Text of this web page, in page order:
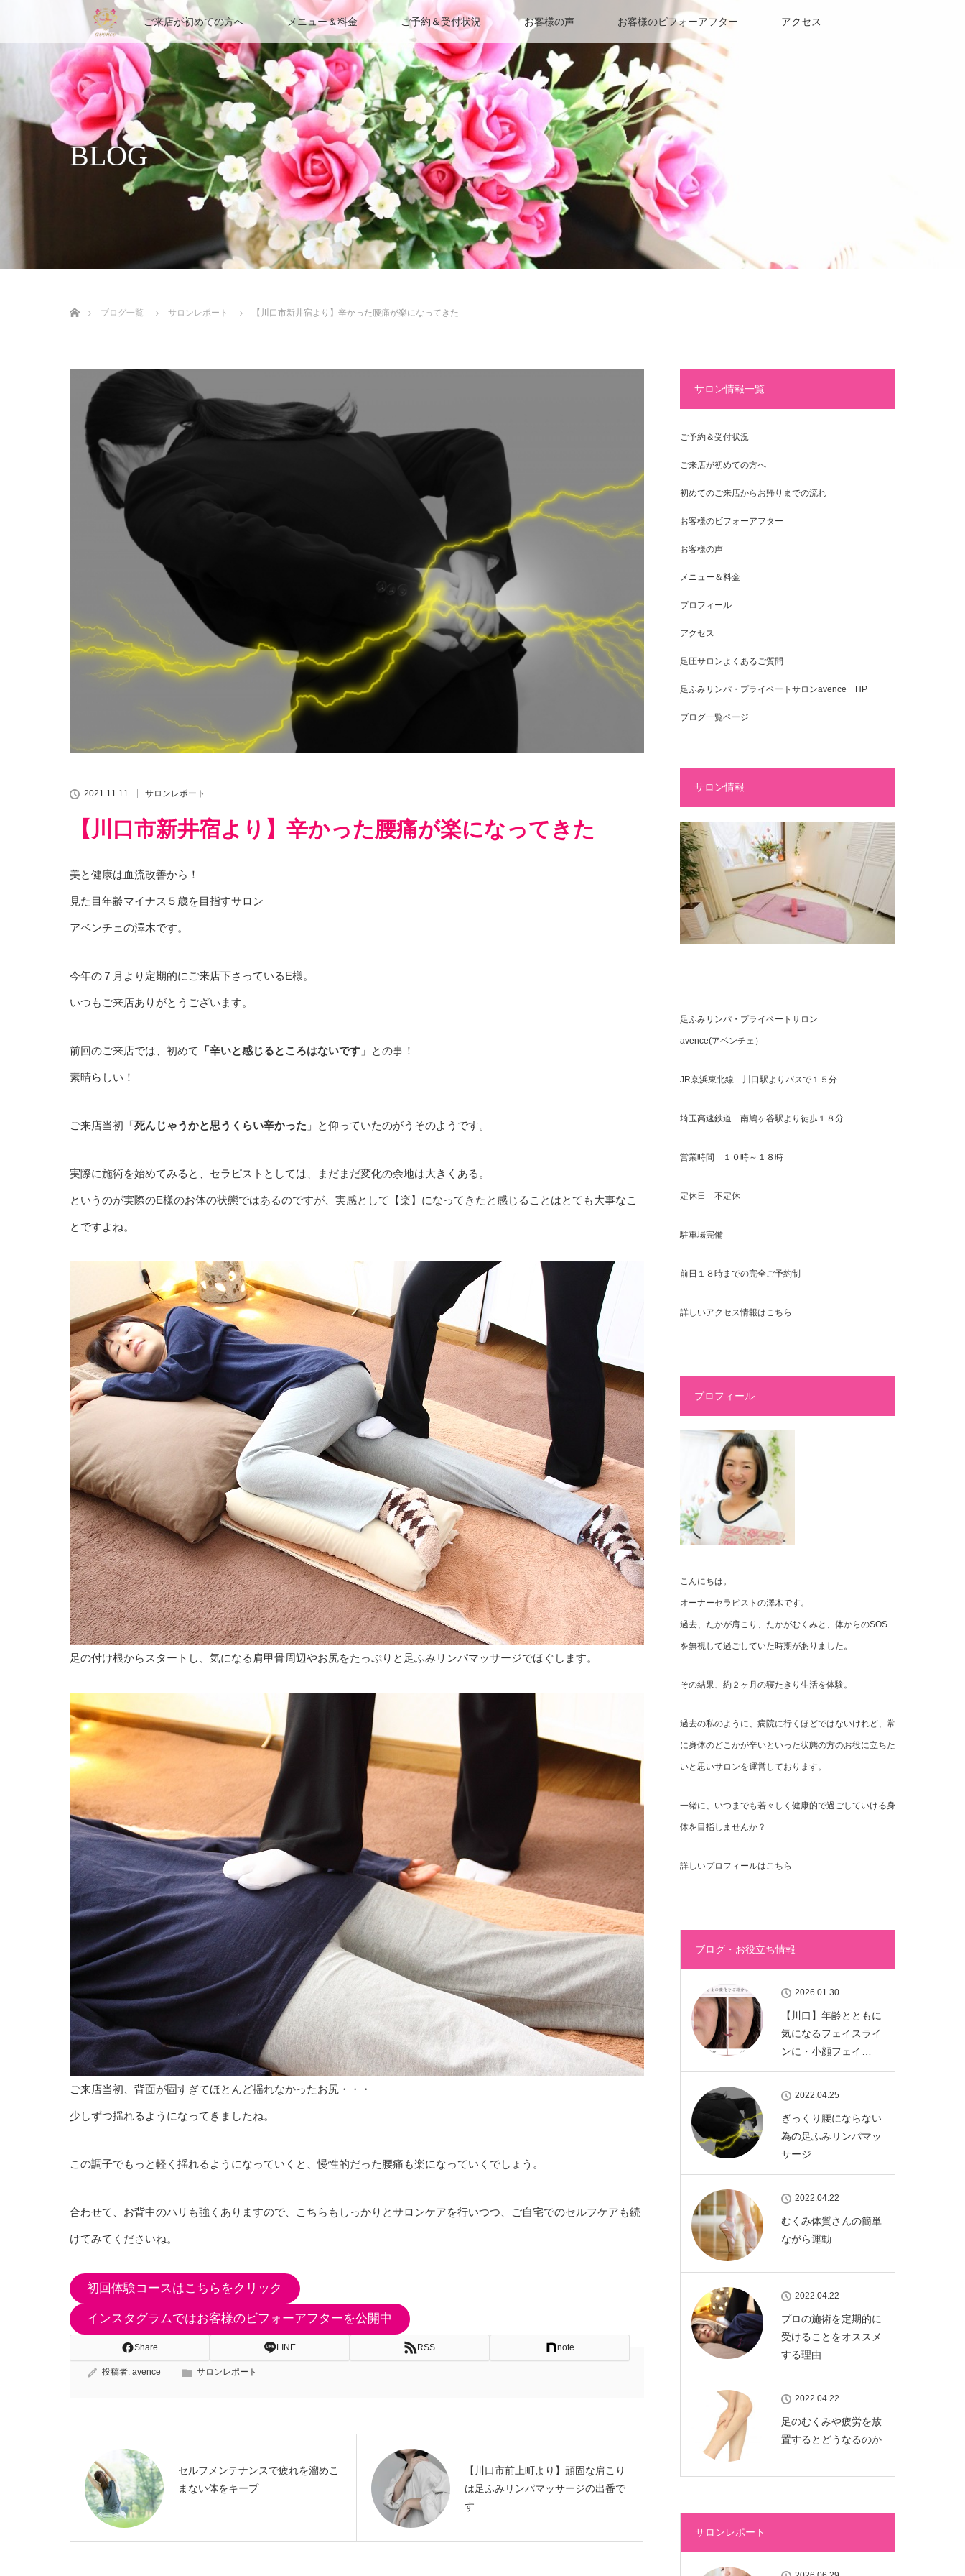
ご来店が初めての方へ メニュー＆料金 ご予約＆受付状況 お客様の声 お客様のビフォーアフター アクセス
BLOG
ブログ一覧
サロンレポート 【川口市新井宿より】辛かった腰痛が楽になってきた
2021.11.11 サロンレポート
【川口市新井宿より】辛かった腰痛が楽になってきた
美と健康は血流改善から！
見た目年齢マイナス５歳を目指すサロン
アベンチェの澤木です。
今年の７月より定期的にご来店下さっているE様。
いつもご来店ありがとうございます。
前回のご来店では、初めて 「辛いと感じるところはないです 」との事！
素晴らしい！
ご来店当初「死んじゃうかと思うくらい辛かった 」と仰っていたのがうそのようです。
実際に施術を始めてみると、セラピストとしては、まだまだ変化の余地は大きくある。
というのが実際のE様のお体の状態ではあるのですが、実感として【楽】になってきたと感じることはとても大事なこ
とですよね。
足の付け根からスタートし、気になる肩甲骨周辺やお尻をたっぷりと足ふみリンパマッサージでほぐします。
ご来店当初、背面が固すぎてほとんど揺れなかったお尻・・・
少しずつ揺れるようになってきましたね。
この調子でもっと軽く揺れるようになっていくと、慢性的だった腰痛も楽になっていくでしょう。
合わせて、お背中のハリも強くありますので、こちらもしっかりとサロンケアを行いつつ、ご自宅でのセルフケアも続
けてみてくださいね。
初回体験コースはこちらをクリック
インスタグラムではお客様のビフォーアフターを公開中
Share LINE RSS note
投稿者: avence サロンレポート
セルフメンテナンスで疲れを溜めこ
まない体をキープ
【川口市前上町より】頑固な肩こり
は足ふみリンパマッサージの出番で
す
サロン情報一覧
ご予約＆受付状況
ご来店が初めての方へ
初めてのご来店からお帰りまでの流れ
お客様のビフォーアフター
お客様の声
メニュー＆料金
プロフィール
アクセス
足圧サロンよくあるご質問
足ふみリンパ・プライベートサロンavence HP
ブログ一覧ページ
サロン情報
足ふみリンパ・プライベートサロン
avence(アベンチェ）
JR京浜東北線 川口駅よりバスで１５分
埼玉高速鉄道 南鳩ヶ谷駅より徒歩１８分
営業時間 １０時～１８時
定休日 不定休
駐車場完備
前日１８時までの完全ご予約制
詳しいアクセス情報はこちら
プロフィール
こんにちは。
オーナーセラピストの澤木です。
過去、たかが肩こり、たかがむくみと、体からのSOS
を無視して過ごしていた時期がありました。
その結果、約２ヶ月の寝たきり生活を体験。
過去の私のように、病院に行くほどではないけれど、常
に身体のどこかが辛いといった状態の方のお役に立ちた
いと思いサロンを運営しております。
一緒に、いつまでも若々しく健康的で過ごしていける身
体を目指しませんか？
詳しいプロフィールはこちら
ブログ・お役立ち情報
2026.01.30
【川口】年齢とともに
気になるフェイスライ
ンに・小顔フェイ…
2022.04.25
ぎっくり腰にならない
為の足ふみリンパマッ
サージ
2022.04.22
むくみ体質さんの簡単
ながら運動
2022.04.22
プロの施術を定期的に
受けることをオススメ
する理由
2022.04.22
足のむくみや疲労を放
置するとどうなるのか
サロンレポート